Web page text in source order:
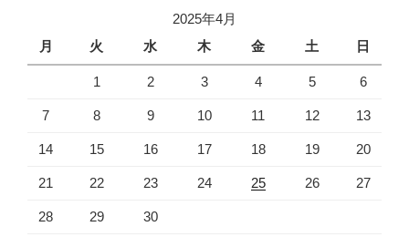
2025年4月
月
火 水 木 金 土 日
1 2 3 4 5 6
7 8 9 10 11 12 13
14 15 16 17 18 19 20
21 22 23 24 25 26 27
28 29 30